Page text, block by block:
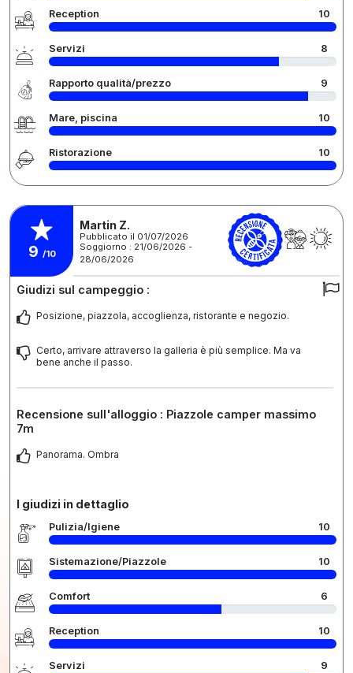
Reception 10
Servizi 8
Rapporto qualità/prezzo 9
Mare, piscina 10
Ristorazione 10
9 /10
Martin Z.
Pubblicato il 01/07/2026
Soggiorno : 21/06/2026 -
28/06/2026
Giudizi sul campeggio :
Posizione, piazzola, accoglienza, ristorante e negozio.
Certo, arrivare attraverso la galleria è più semplice. Ma va
bene anche il passo.
Recensione sull'alloggio : Piazzole camper massimo
7m
Panorama. Ombra
I giudizi in dettaglio
Pulizia/Igiene 10
Sistemazione/Piazzole 10
Comfort 6
Reception 10
Servizi 9